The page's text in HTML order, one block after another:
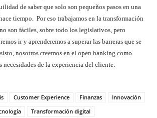
de saber que solo son pequeños pasos en una
tiempo. Por eso trabajamos en la transformación
son fáciles, sobre todo los legislativos, pero
ir y aprenderemos a superar las barreras que se
nosotros creemos en el open banking como
necesidades de la experiencia del cliente.
Customer Experience Finanzas
Innovación
Transformación digital